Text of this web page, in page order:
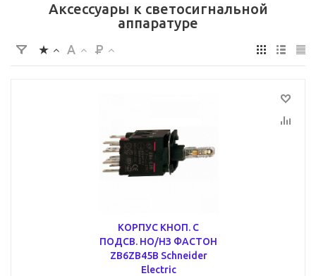
Аксессуары к светосигнальной
аппаратуре
КОРПУС КНОП. С
ПОДСВ. НО/НЗ ФАСТОН
ZB6ZB45B Schneider
Electric